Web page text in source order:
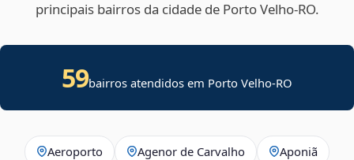
principais bairros da cidade de Porto Velho‑RO.
59bairros atendidos em Porto Velho-RO
Aeroporto Agenor de Carvalho Aponiã